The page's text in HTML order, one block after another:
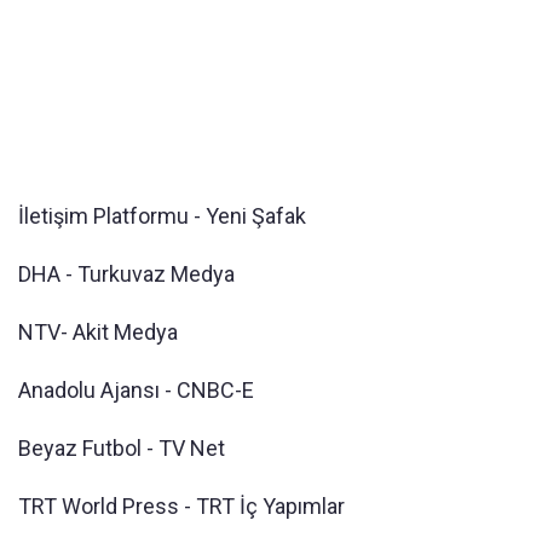
İletişim Platformu - Yeni Şafak
DHA - Turkuvaz Medya
NTV- Akit Medya
Anadolu Ajansı - CNBC-E
Beyaz Futbol - TV Net
TRT World Press - TRT İç Yapımlar